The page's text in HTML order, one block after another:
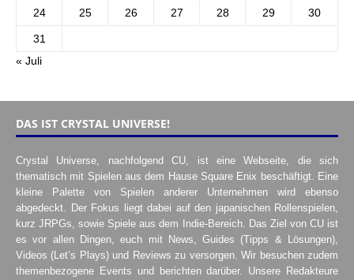
24 25 26 27 28 29 30
31
« Juli
DAS IST CRYSTAL UNIVERSE!
Crystal Universe, nachfolgend CU, ist eine Webseite, die sich
thematisch mit Spielen aus dem Hause Square Enix beschäftigt. Eine
kleine Palette von Spielen anderer Unternehmen wird ebenso
abgedeckt. Der Fokus liegt dabei auf den japanischen Rollenspielen,
kurz JRPGs, sowie Spiele aus dem Indie-Bereich. Das Ziel von CU ist
es vor allen Dingen, euch mit News, Guides (Tipps & Lösungen),
Videos (Let’s Plays) und Reviews zu versorgen. Wir besuchen zudem
themenbezogene Events und berichten darüber. Unsere Redakteure